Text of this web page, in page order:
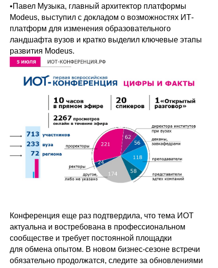
•Павел Музыка, главный архитектор платформы
Modeus, выступил с докладом о возможностях ИТ-
платформ для изменения образовательного
ландшафта вузов и кратко выделил ключевые этапы
развития Modeus.
Конференция еще раз подтвердила, что тема ИОТ
актуальна и востребована в профессиональном
сообществе и требует постоянной площадки
для обмена опытом. В новом бизнес-сезоне встречи
обязательно продолжатся, следите за обновлениями